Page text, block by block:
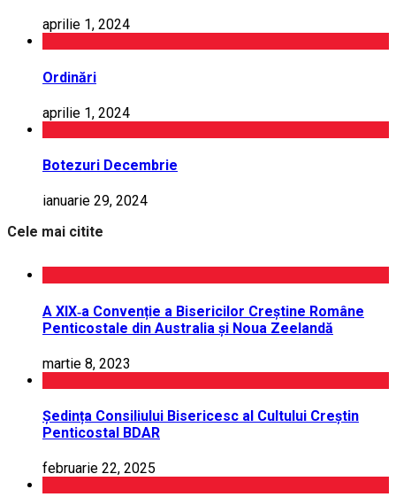
aprilie 1, 2024
Ordinări
aprilie 1, 2024
Botezuri Decembrie
ianuarie 29, 2024
Cele mai citite
A XIX‑a Convenție a Bisericilor Creștine Române
Penticostale din Australia și Noua Zeelandă
martie 8, 2023
Ședința Consiliului Bisericesc al Cultului Creștin
Penticostal BDAR
februarie 22, 2025